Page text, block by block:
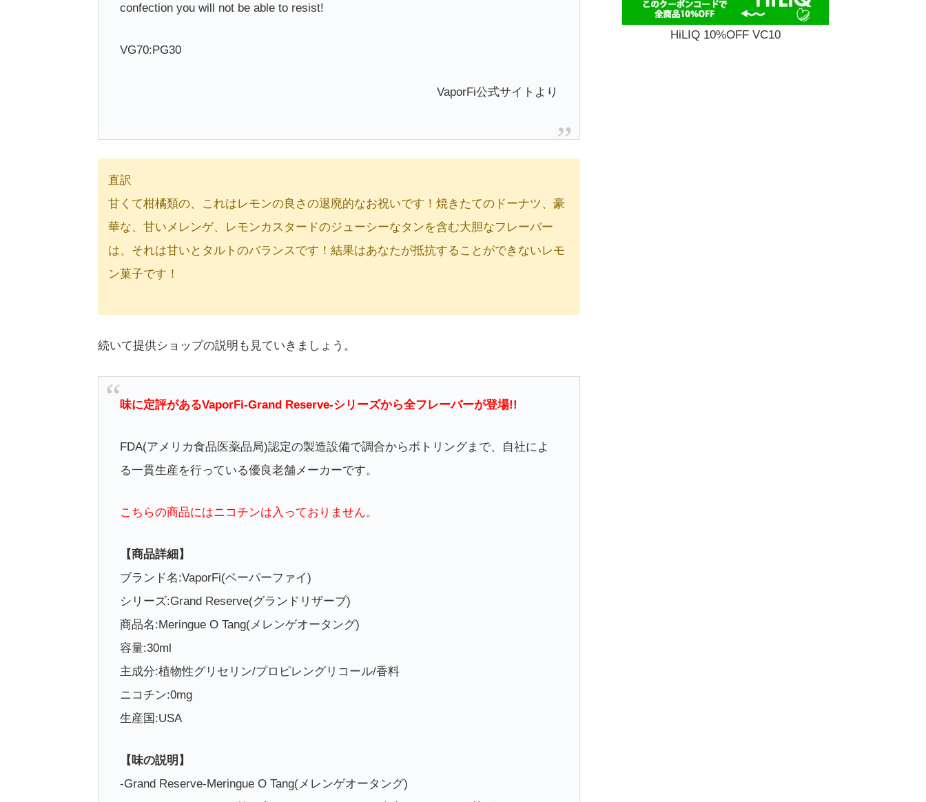
confection you will not be able to resist!
VG70:PG30
VaporFi公式サイトより
直訳
甘くて柑橘類の、これはレモンの良さの退廃的なお祝いです！焼きたてのドーナツ、豪
華な、甘いメレンゲ、レモンカスタードのジューシーなタンを含む大胆なフレーバー
は、それは甘いとタルトのバランスです！結果はあなたが抵抗することができないレモ
ン菓子です！
続いて提供ショップの説明も見ていきましょう。
味に定評があるVaporFi-Grand Reserve-シリーズから全フレーバーが登場!!
FDA(アメリカ食品医薬品局)認定の製造設備で調合からボトリングまで、自社によ
る一貫生産を行っている優良老舗メーカーです。
こちらの商品にはニコチンは入っておりません。
【商品詳細】
ブランド名:VaporFi(ベーパーファイ)
シリーズ:Grand Reserve(グランドリザーブ)
商品名:Meringue O Tang(メレンゲオータング)
容量:30ml
主成分:植物性グリセリン/プロピレングリコール/香料
ニコチン:0mg
生産国:USA
【味の説明】
-Grand Reserve-Meringue O Tang(メレンゲオータング)
HiLIQ 10%OFF VC10